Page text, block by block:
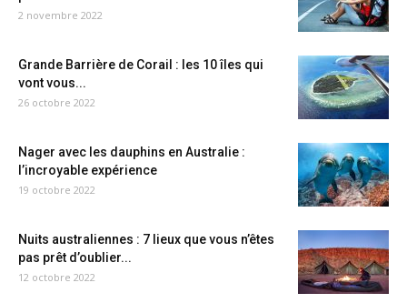
2 novembre 2022
Grande Barrière de Corail : les 10 îles qui
vont vous...
26 octobre 2022
Nager avec les dauphins en Australie :
l’incroyable expérience
19 octobre 2022
Nuits australiennes : 7 lieux que vous n’êtes
pas prêt d’oublier...
12 octobre 2022